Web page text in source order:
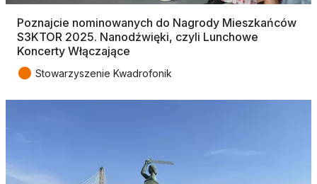
Poznajcie nominowanych do Nagrody Mieszkańców
S3KTOR 2025. Nanodźwięki, czyli Lunchowe
Koncerty Włączające
● Stowarzyszenie Kwadrofonik